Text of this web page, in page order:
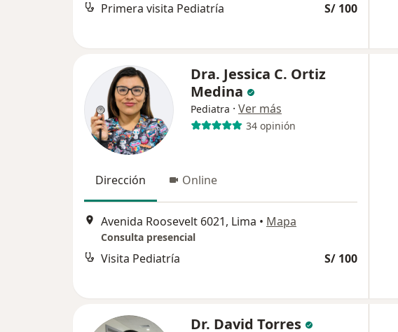
Primera visita Pediatría S/ 100
Dra. Jessica C. Ortiz
Medina
Pediatra · Ver más
34 opinión
Dirección Online
Avenida Roosevelt 6021, Lima • Mapa
Consulta presencial
Visita Pediatría S/ 100
Dr. David Torres